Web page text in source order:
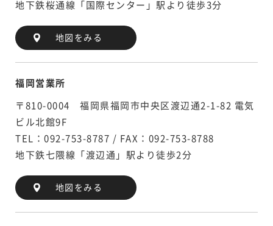
地下鉄桜通線「国際センター」駅より徒歩3分
地図をみる
福岡営業所
〒810-0004 福岡県福岡市中央区渡辺通2-1-82 電気
ビル北館9F
TEL：092-753-8787 / FAX：092-753-8788
地下鉄七隈線「渡辺通」駅より徒歩2分
地図をみる